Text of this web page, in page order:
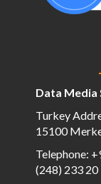
Data
Turkey
15100
Telephone:
(248) 233 20